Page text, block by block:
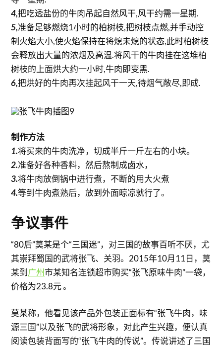
4,把吃透盐份的牛肉吊起自然风干,风干约需一星期.
5,准备足够燃烧1小时的柏树枝,把树枝点燃,并手动控
制火焰大小,使火焰保持在将熄未熄的状态,此时柏树枝
会释放出大量的浓烟及高温.将风干的牛肉挂在这堆柏
树枝的上面烘大约一小时,牛肉即变黑.
6,把烘好的牛肉再次挂起风干一天,待烟气敞尽,即成.
制作方法
1.将买来的牛肉洗净，切成半斤一斤左右的小块。
2.准备好各种香料，然后熬制成卤水，
3.将牛肉放倒锅中进行煮，不断的用大火煮
4.等到牛肉煮熟后，放到外面晾凉就行了。
争议事件
“80后”莫某是个“三国迷”，对三国的故事百听不厌，尤
其崇拜蜀国的武将张飞、关羽。2015年10月11日，莫
某到 广州市某知名连锁超市购买“张飞原味牛肉”一袋，
价格为23.8元 。
莫某称，他看见该产品外包装正面标有“张飞牛肉，味
源三国”以及张飞的武将形象，对此产生兴趣，便认真
阅读包装背面写的“张飞牛肉的传说”。传说讲述了三国